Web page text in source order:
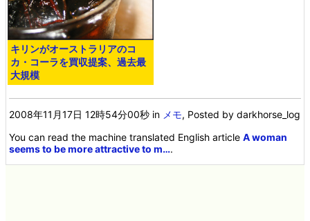
キリンがオーストラリアのコ
カ・コーラを買収提案、過去最
大規模
2008年11月17日 12時54分00秒 in メモ, Posted by darkhorse_log
You can read the machine translated English articleA woman
seems to be more attractive to m….